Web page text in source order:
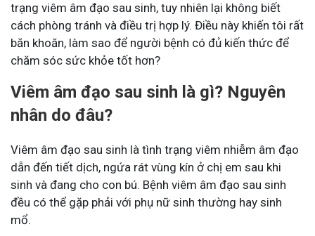
trạng viêm âm đạo sau sinh, tuy nhiên lại không biết
cách phòng tránh và điều trị hợp lý. Điều này khiến tôi rất
băn khoăn, làm sao để người bệnh có đủ kiến thức để
chăm sóc sức khỏe tốt hơn?
Viêm âm đạo sau sinh là gì? Nguyên
nhân do đâu?
Viêm âm đạo sau sinh là tình trạng viêm nhiễm âm đạo
dẫn đến tiết dịch, ngứa rát vùng kín ở chị em sau khi
sinh và đang cho con bú. Bệnh viêm âm đạo sau sinh
đều có thể gặp phải với phụ nữ sinh thường hay sinh
mổ.